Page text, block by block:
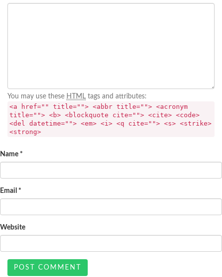
You may use these HTML tags and attributes:
<a href="" title=""> <abbr title=""> <acronym
title=""> <b> <blockquote cite=""> <cite> <code>
<del datetime=""> <em> <i> <q cite=""> <s> <strike>
<strong>
Name *
Email *
Website